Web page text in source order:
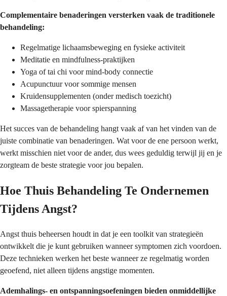
Complementaire benaderingen versterken vaak de traditionele
behandeling:
Regelmatige lichaamsbeweging en fysieke activiteit
Meditatie en mindfulness-praktijken
Yoga of tai chi voor mind-body connectie
Acupunctuur voor sommige mensen
Kruidensupplementen (onder medisch toezicht)
Massagetherapie voor spierspanning
Het succes van de behandeling hangt vaak af van het vinden van de
juiste combinatie van benaderingen. Wat voor de ene persoon werkt,
werkt misschien niet voor de ander, dus wees geduldig terwijl jij en je
zorgteam de beste strategie voor jou bepalen.
Hoe Thuis Behandeling Te Ondernemen
Tijdens Angst?
Angst thuis beheersen houdt in dat je een toolkit van strategieën
ontwikkelt die je kunt gebruiken wanneer symptomen zich voordoen.
Deze technieken werken het beste wanneer ze regelmatig worden
geoefend, niet alleen tijdens angstige momenten.
Ademhalings- en ontspanningsoefeningen bieden onmiddellijke